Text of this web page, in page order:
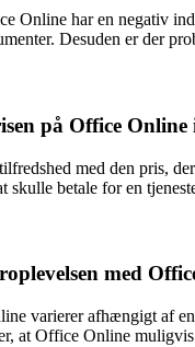
Online har en negativ
Desuden er der
på Office
med den pris,
skulle betale for en
med
varierer afhængigt af
at Office Online